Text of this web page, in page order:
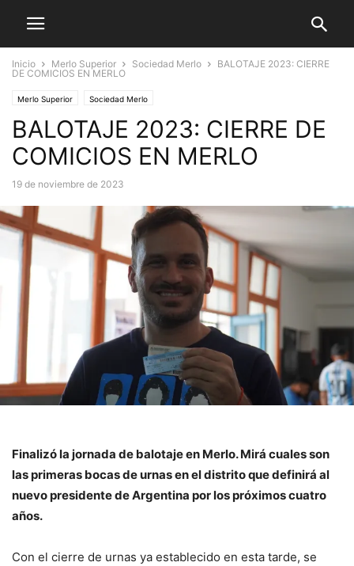
Inicio Merlo Superior Sociedad Merlo
BALOTAJE 2023: CIERRE
DE COMICIOS EN MERLO
Merlo Superior Sociedad Merlo
BALOTAJE 2023: CIERRE DE
COMICIOS EN MERLO
19 de noviembre de 2023
Finalizó la jornada de balotaje en Merlo. Mirá cuales son
las primeras bocas de urnas en el distrito que definirá al
nuevo presidente de Argentina por los próximos cuatro
años.
Con el cierre de urnas ya establecido en esta tarde, se